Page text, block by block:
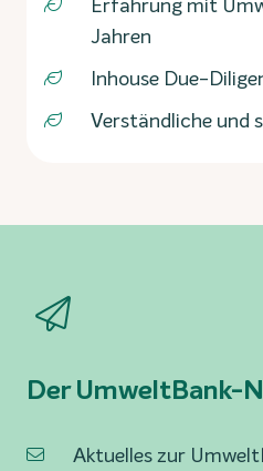
Erfahrung mit
Jahren
Inhouse Due-
Verständliche und
Der UmweltBank-
Aktuelles zur